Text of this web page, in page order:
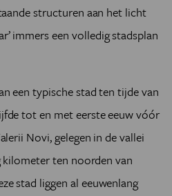
structuren aan het licht
immers een volledig stadsplan
een typische stad ten tijde van
tot en met eerste eeuw vóór
Novi, gelegen in de vallei
kilometer ten noorden van
stad liggen al eeuwenlang